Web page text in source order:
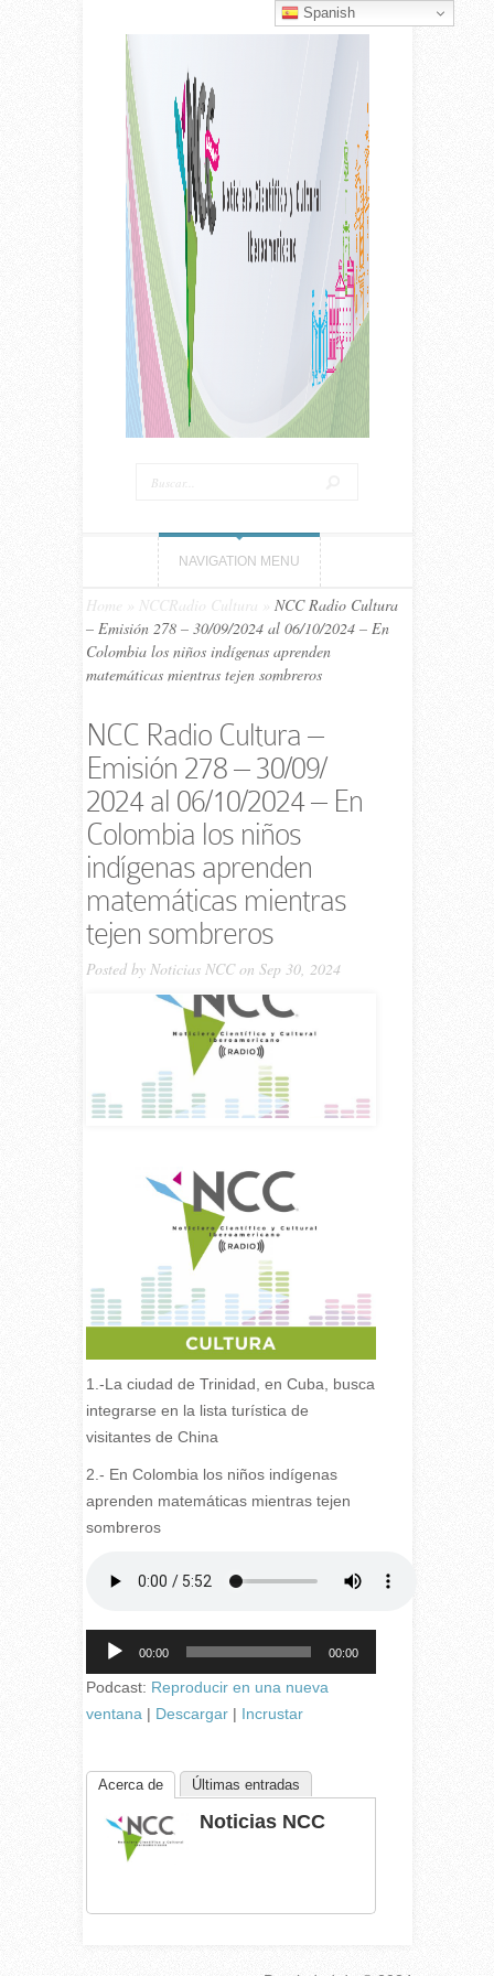
NAVIGATION MENU
Home NCCRadio Cultura
NCC Ra­dio Cultura
– Emi­sión 278 – 30/09/​2024 al 06/10/​2024 – En
Colombia los niños indígenas aprenden
matemáticas mientras tejen sombreros
NCC Ra­dio Cultura –
Emi­sión 278 – 30/09/​
2024 al 06/10/​2024 – En
Colombia los niños
indígenas aprenden
matemáticas mientras
tejen sombreros
Posted by Noticias NCCon Sep 30, 2024
1.-La ciudad de Trinidad, en Cuba, busca
integrarse en la lista turística de
visitantes de China
2.- En Colombia los niños indígenas
aprenden matemáticas mientras tejen
sombreros
Reproductor
audio
00:00 00:00
Podcast: Reproducir en una nueva
ventana| Descargar| Incrustar
Acerca de Últimas entradas
Noticias NCC
Spanish